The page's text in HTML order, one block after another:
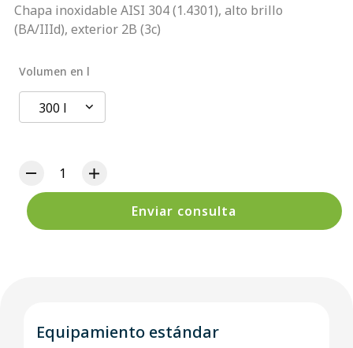
Chapa inoxidable AISI 304 (1.4301), alto brillo
(BA/IIId), exterior 2B (3c)
Volumen en l
300 l
Enviar consulta
Equipamiento estándar